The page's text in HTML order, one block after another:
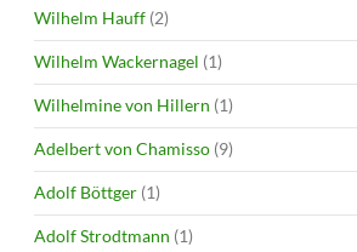
Wilhelm Hauff (2)
Wilhelm Wackernagel (1)
Wilhelmine von Hillern (1)
Adelbert von Chamisso (9)
Adolf Böttger (1)
Adolf Strodtmann (1)